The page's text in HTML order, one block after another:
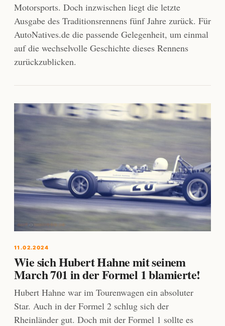
Motorsports. Doch inzwischen liegt die letzte
Ausgabe des Traditionsrennens fünf Jahre zurück. Für
AutoNatives.de die passende Gelegenheit, um einmal
auf die wechselvolle Geschichte dieses Rennens
zurückzublicken.
11.02.2024
Wie sich Hubert Hahne mit seinem
March 701 in der Formel 1 blamierte!
Hubert Hahne war im Tourenwagen ein absoluter
Star. Auch in der Formel 2 schlug sich der
Rheinländer gut. Doch mit der Formel 1 sollte es